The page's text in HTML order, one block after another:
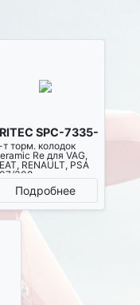
SPC-7335-Z-
т торм. колодок
Re для VAG,
RENAULT, PSA
308
Подробнее